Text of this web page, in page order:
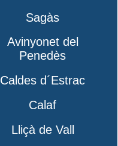
Sagàs
Avinyonet del
Penedès
Caldes d´Estrac
Calaf
Lliçà de Vall